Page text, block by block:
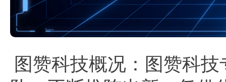
图赞科技概况：图赞科